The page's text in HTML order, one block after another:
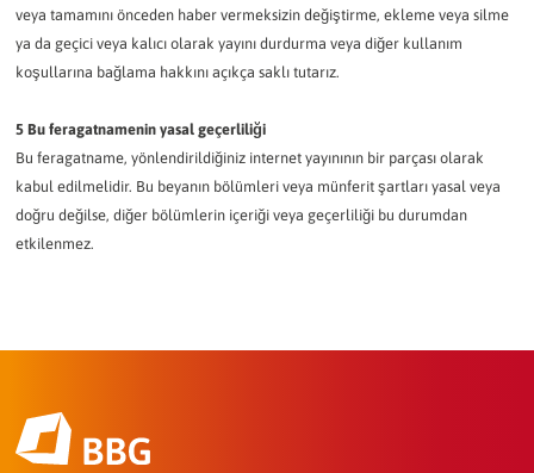
veya tamamını önceden haber vermeksizin değiştirme, ekleme veya silme
ya da geçici veya kalıcı olarak yayını durdurma veya diğer kullanım
koşullarına bağlama hakkını açıkça saklı tutarız.
5 Bu feragatnamenin yasal geçerliliği
Bu feragatname, yönlendirildiğiniz internet yayınının bir parçası olarak
kabul edilmelidir. Bu beyanın bölümleri veya münferit şartları yasal veya
doğru değilse, diğer bölümlerin içeriği veya geçerliliği bu durumdan
etkilenmez.